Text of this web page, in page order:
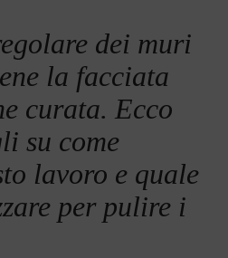
dei muri
la facciata
curata. Ecco
su come
lavoro e quale
per pulire i